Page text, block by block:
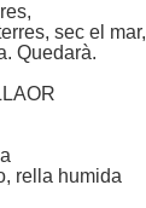
sec el mar,
Quedarà.
rella humida